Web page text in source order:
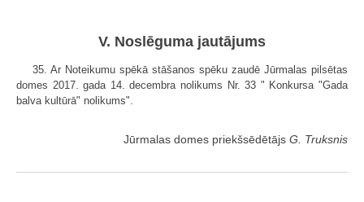
V. Noslēguma jautājums
35. Ar Noteikumu spēkā stāšanos spēku zaudē Jūrmalas pilsētas
domes 2017. gada 14. decembra nolikums Nr. 33 " Konkursa "Gada
balva kultūrā" nolikums".
Jūrmalas domes priekšsēdētājs G. Truksnis